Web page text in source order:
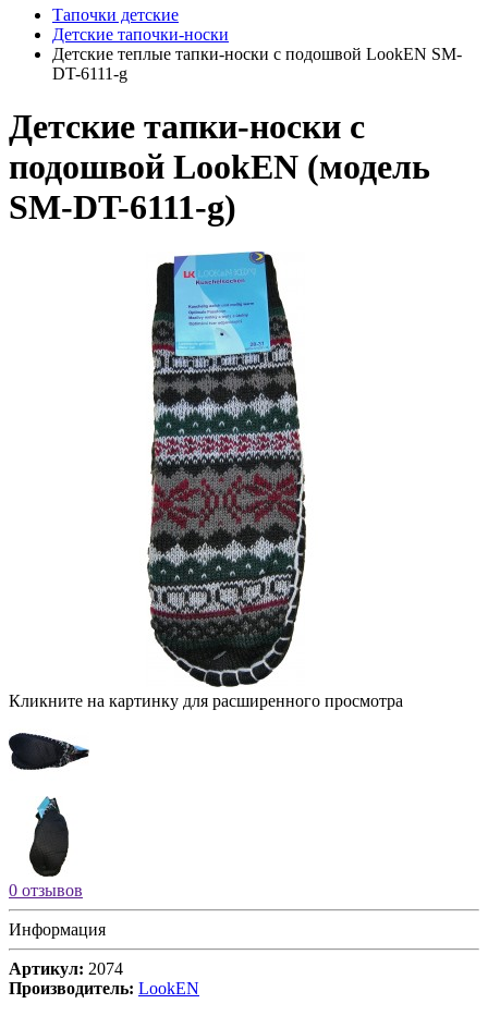
Тапочки детские
Детские тапочки-носки
Детские теплые тапки-носки с подошвой LookEN SM-
DT-6111-g
Детские тапки-носки с
подошвой LookEN (модель
SM-DT-6111-g)
Кликните на картинку для расширенного просмотра
0 отзывов
Информация
Артикул: 2074
Производитель: LookEN